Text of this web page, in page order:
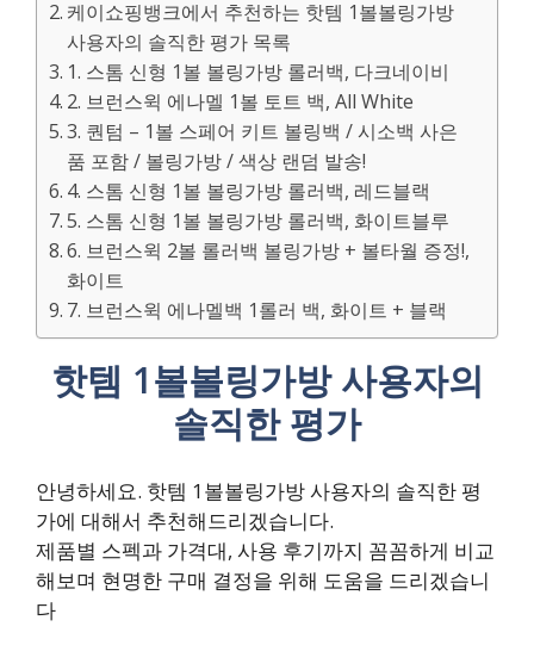
케이쇼핑뱅크에서 추천하는 핫템 1볼볼링가방
사용자의 솔직한 평가 목록
1. 스톰 신형 1볼 볼링가방 롤러백, 다크네이비
2. 브런스윅 에나멜 1볼 토트 백, All White
3. 퀀텀 – 1볼 스페어 키트 볼링백 / 시소백 사은
품 포함 / 볼링가방 / 색상 랜덤 발송!
4. 스톰 신형 1볼 볼링가방 롤러백, 레드블랙
5. 스톰 신형 1볼 볼링가방 롤러백, 화이트블루
6. 브런스윅 2볼 롤러백 볼링가방 + 볼타월 증정!,
화이트
7. 브런스윅 에나멜백 1롤러 백, 화이트 + 블랙
핫템 1볼볼링가방 사용자의
솔직한 평가
안녕하세요. 핫템 1볼볼링가방 사용자의 솔직한 평
가에 대해서 추천해드리겠습니다.
제품별 스펙과 가격대, 사용 후기까지 꼼꼼하게 비교
해보며 현명한 구매 결정을 위해 도움을 드리겠습니
다